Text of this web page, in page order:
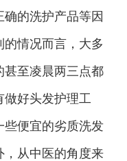
的洗护产品等因
情况而言，大多
甚至凌晨两三点都
做好头发护理工
些便宜的劣质洗发
，从中医的角度来